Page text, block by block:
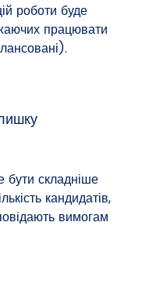
роботи буде
працювати
бути складніше
кандидатів,
вимогам